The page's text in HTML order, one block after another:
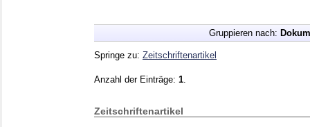
Gruppieren nach:
Springe zu: Zeitschriftenartikel
Anzahl der Einträge: 1
Zeitschriftenartikel